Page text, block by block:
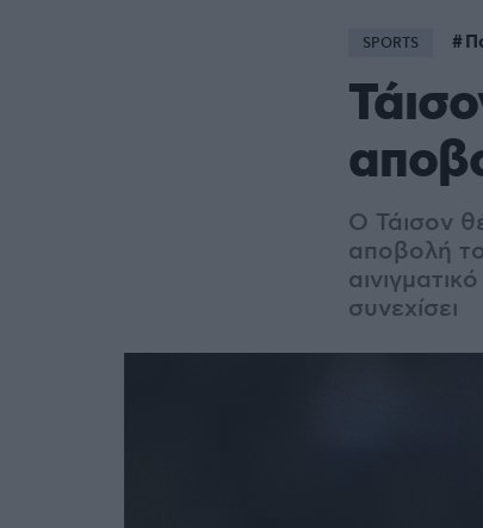
SPORTS
Ο Τάισον
αποβολή
συνεχίσει